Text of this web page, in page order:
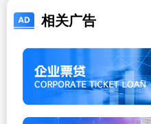
相关广告